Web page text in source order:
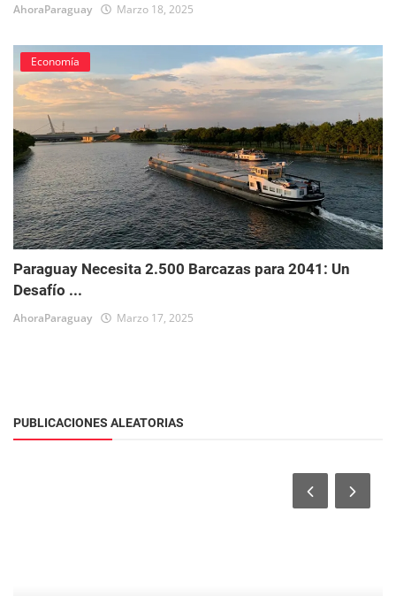
AhoraParaguay Marzo 18, 2025
Economía
Paraguay Necesita 2.500 Barcazas para 2041: Un
Desafío ...
AhoraParaguay Marzo 17, 2025
PUBLICACIONES ALEATORIAS